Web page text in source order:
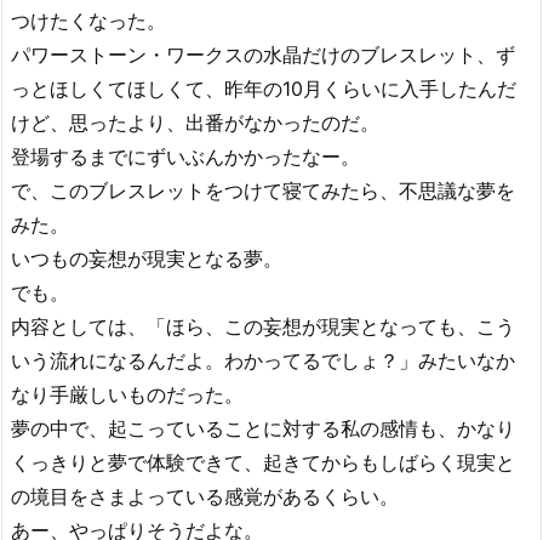
つけたくなった。
パワーストーン・ワークスの水晶だけのブレスレット、ず
っとほしくてほしくて、昨年の10月くらいに入手したんだ
けど、思ったより、出番がなかったのだ。
登場するまでにずいぶんかかったなー。
で、このブレスレットをつけて寝てみたら、不思議な夢を
みた。
いつもの妄想が現実となる夢。
でも。
内容としては、「ほら、この妄想が現実となっても、こう
いう流れになるんだよ。わかってるでしょ？」みたいなか
なり手厳しいものだった。
夢の中で、起こっていることに対する私の感情も、かなり
くっきりと夢で体験できて、起きてからもしばらく現実と
の境目をさまよっている感覚があるくらい。
あー、やっぱりそうだよな。